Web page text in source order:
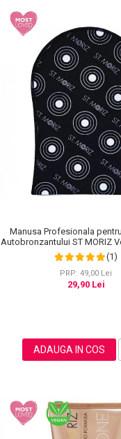
Manusa Profesionala
Autobronzantului ST MORIZ
Mitt
(1)
PRP: 49,00 Lei
29,90 Lei
ADAUGA IN COS